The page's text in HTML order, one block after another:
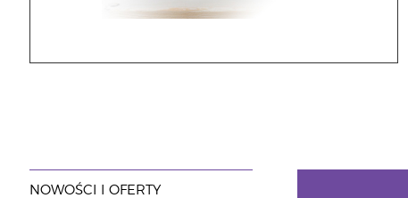
NOWOŚCI I OFERTY